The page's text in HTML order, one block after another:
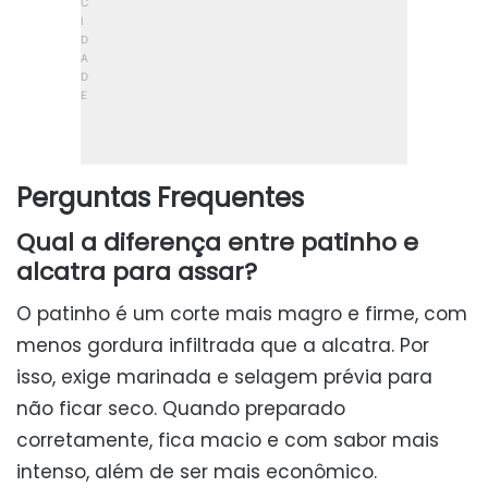
Perguntas Frequentes
Qual a diferença entre patinho e
alcatra para assar?
O patinho é um corte mais magro e firme, com
menos gordura infiltrada que a alcatra. Por
isso, exige marinada e selagem prévia para
não ficar seco. Quando preparado
corretamente, fica macio e com sabor mais
intenso, além de ser mais econômico.